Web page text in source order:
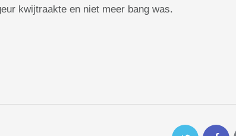
kwijtraakte en niet meer bang was.